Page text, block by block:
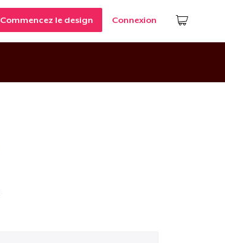
Commencez le design Connexion